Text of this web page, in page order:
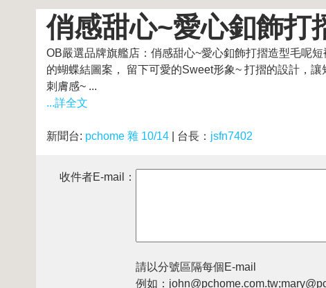
俏感甜心~愛心釦飾打
OB嚴選品牌旗艦店：俏感甜心~愛心釦飾打摺造型毛呢
的蝴蝶結圖案， 留下可愛的Sweet形象~ 打摺的設計，
刺膚感~ ...
...詳全文
新聞台: pchome 雜 10/14 | 台長： jsfn7402
收件者E-mail：
請以分號區隔每個E-mail
例如：